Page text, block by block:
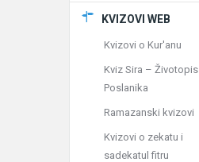
KVIZOVI WEB
Kvizovi o Kur'anu
Kviz Sira – Životopis
Poslanika
Ramazanski kvizovi
Kvizovi o zekatu i
sadekatul fitru